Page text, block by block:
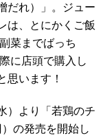
だれ）」。ジュー
は、とにかくご飯
菜までばっち
に店頭で購入し
思います！
）より「若鶏のチ
の発売を開始し